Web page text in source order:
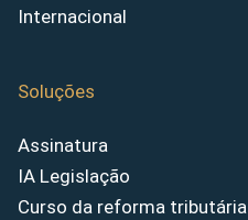
Internacional
Soluções
Assinatura
IA Legislação
Curso da reforma tributária